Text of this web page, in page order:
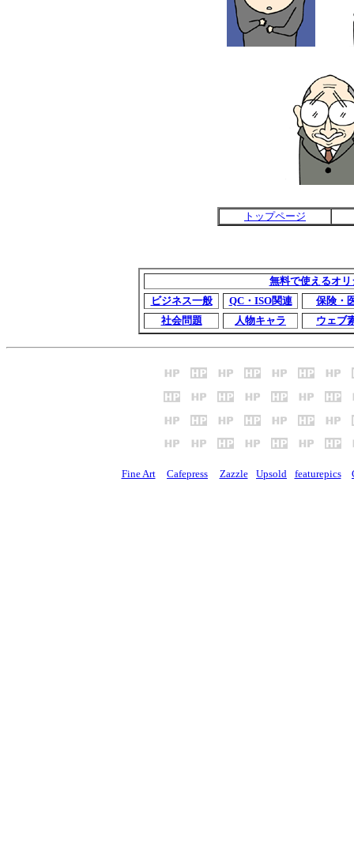
トップページ
無料で使えるオ
ビジネス一般
QC・ISO関連
保険・
社会問題
人物キャラ ウェブ
Fine Art Cafepress Zazzle Upsold featurepics